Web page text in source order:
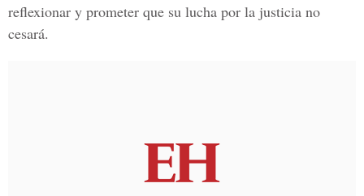
reflexionar y prometer que su lucha por la justicia no
cesará.